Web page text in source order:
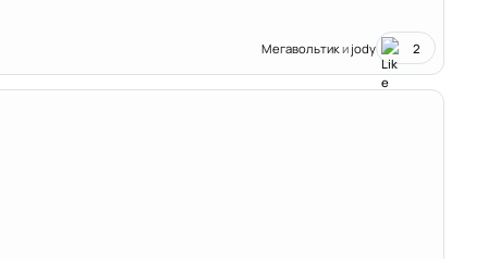
Мегавольтик и jody 2